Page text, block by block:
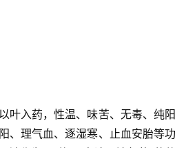
叶入药，性温、味苦、无毒、纯阳
、理气血、逐湿寒、止血安胎等功